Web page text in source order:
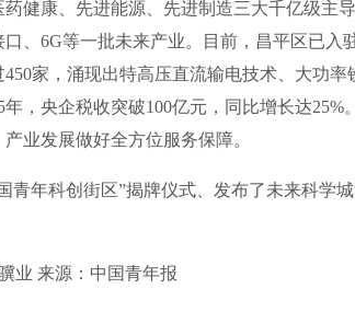
健康、先进能源、先进制造三大千亿级主
、6G等一批未来产业。目前，昌平区已入
家，涌现出特高压直流输电技术、大功率
，央企税收突破100亿元，同比增长达25%
业发展做好全方位服务保障。
年科创街区”揭牌仪式、发布了未来科学城
来源：中国青年报